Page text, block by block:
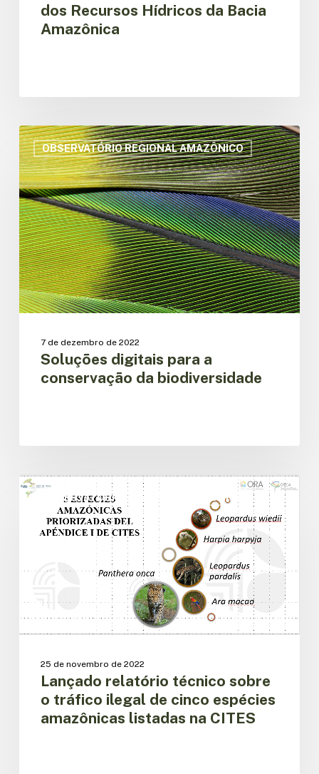
dos Recursos Hídricos da Bacia
Amazônica
OBSERVATÓRIO REGIONAL AMAZÔNICO
Soluções
digitais
para
a
conservação
da
biodiversidade
7 de dezembro de 2022
Soluções digitais para a
conservação da biodiversidade
OBSERVATÓRIO REGIONAL AMAZÔNICO
Lançado
relatório
sobre
ilegal
cinco
espécies
amazônicas
CITES
25 de novembro de 2022
Lançado relatório técnico sobre
o tráfico ilegal de cinco espécies
amazônicas listadas na CITES